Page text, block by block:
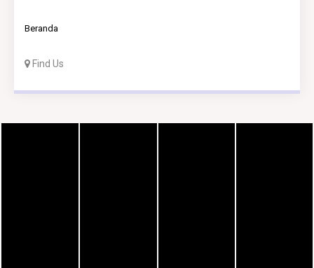
Beranda
Find Us